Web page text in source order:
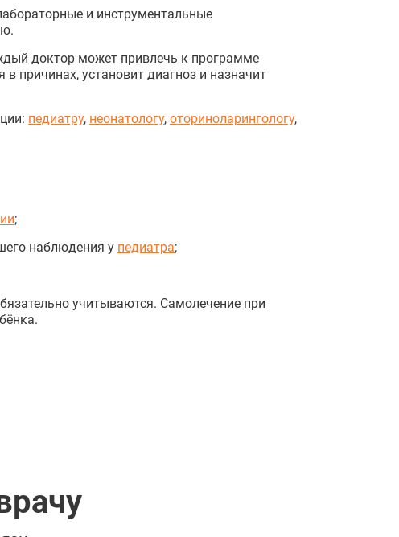
и инструментальные
доктор может привлечь к программе
причинах, установит диагноз и назначит
педиатру, неонатологу, оториноларингологу,
;
наблюдения у педиатра;
учитываются. Самолечение при